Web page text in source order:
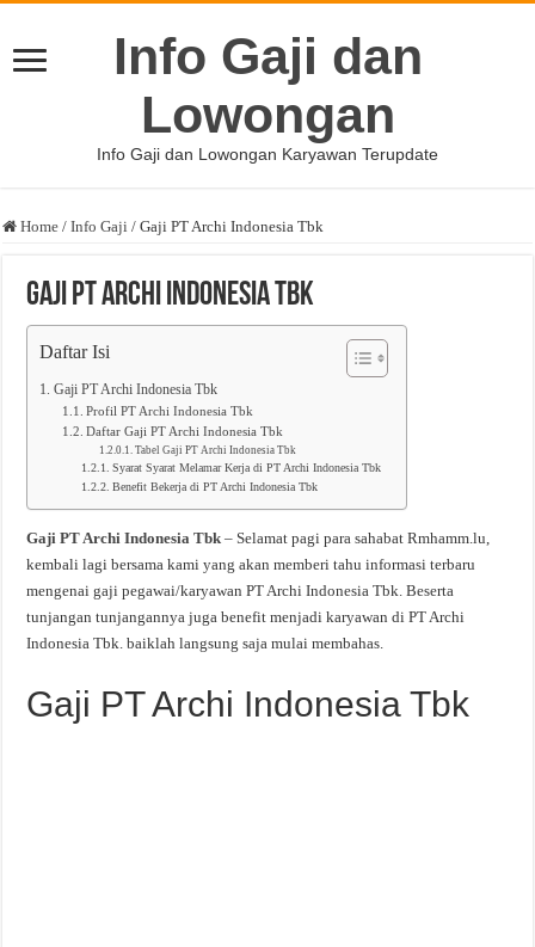
Info Gaji dan
Lowongan
Info Gaji dan Lowongan Karyawan Terupdate
Home / Info Gaji / Gaji PT Archi Indonesia Tbk
Gaji PT Archi Indonesia Tbk
Daftar Isi
Gaji PT Archi Indonesia Tbk
Profil PT Archi Indonesia Tbk
Daftar Gaji PT Archi Indonesia Tbk
Tabel Gaji PT Archi Indonesia Tbk
Syarat Syarat Melamar Kerja di PT Archi Indonesia Tbk
Benefit Bekerja di PT Archi Indonesia Tbk
Gaji PT Archi Indonesia Tbk – Selamat pagi para sahabat Rmhamm.lu,
kembali lagi bersama kami yang akan memberi tahu informasi terbaru
mengenai gaji pegawai/karyawan PT Archi Indonesia Tbk. Beserta
tunjangan tunjangannya juga benefit menjadi karyawan di PT Archi
Indonesia Tbk. baiklah langsung saja mulai membahas.
Gaji PT Archi Indonesia Tbk